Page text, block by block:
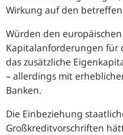
Wirkung auf den
Würden den
Kapitalanforderungen für
das zusätzliche
– allerdings mit
Banken.
Die Einbeziehung
Großkreditvorschriften